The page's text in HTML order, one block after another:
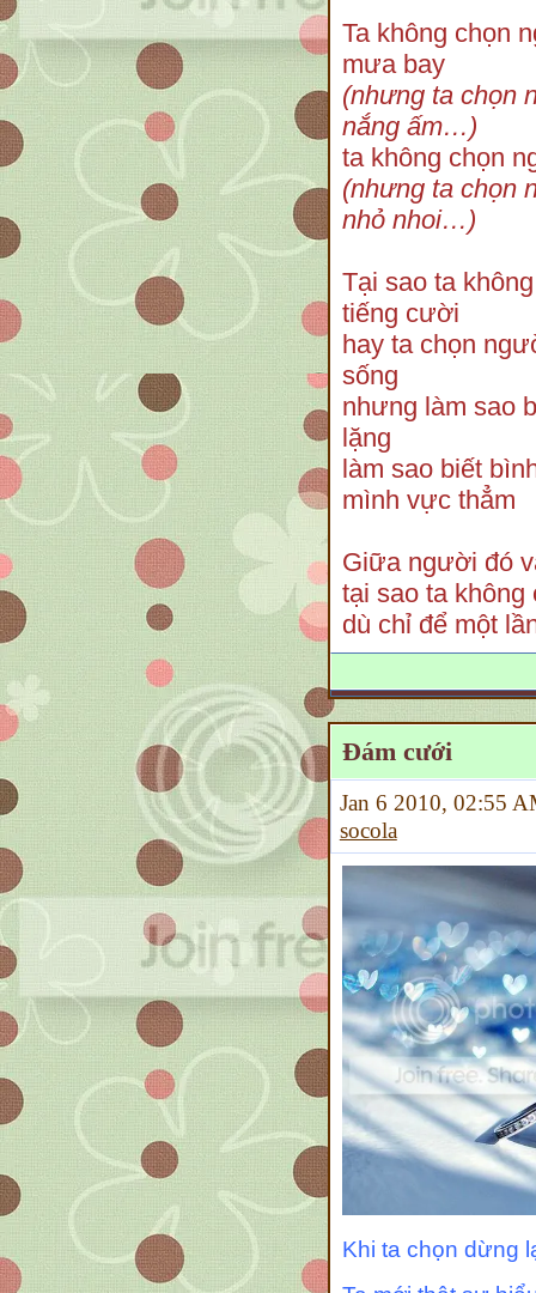
Ta không chọn
mưa bay
(nhưng ta chọn
nắng ấm…)
ta không chọn
(nhưng ta chọn
nhỏ nhoi…)
Tại sao ta
tiếng cười
hay ta chọn
sống
nhưng làm sao
lặng
làm sao biết
mình vực thẳm
Giữa người đó
tại sao ta
dù chỉ để một
Đám cưới
Jan 6 2010, 02:55
socola
Khi ta chọn dừng